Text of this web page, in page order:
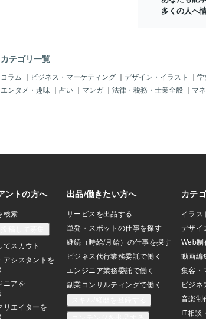
い。商品を購入することが生産者の支援
につながることを知ってほしいです」と
話しています。 また、大手スーパーの
「イトーヨーカドー」は、12月25日から
10日間、牛乳と、牛乳を使う即席デザー
がっています。 よみがえる古代チーズ
「蘇」「蘇」って何？ 60分で作る簡単レ
シピ 2020年3月、コロナになってSNSで
話題を呼んだ古代チー
多くの人へ
カテゴリ一覧
コラム ｜ ビジネス・マーケティング ｜ デザイン・イラスト ｜ 学
エンタメ・趣味 ｜ 占い ｜ マンガ ｜ 法律・税務・士業全般 ｜ マ